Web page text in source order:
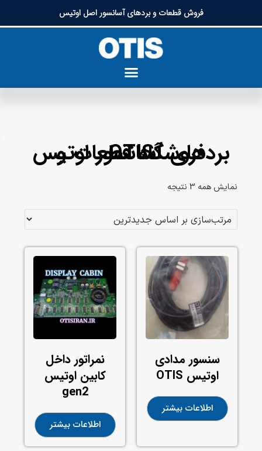
فروش قطعات و بردهای آسانسور اصل اوتیس
فروشگاه قطعات و بردهای آسانسور اوتیس OTIS​
نمایش همه 3 نتیجه
سنسور مدادی
اوتیس OTIS
اطلاعات بیشتر
نمراتور داخل
کابین اوتیس
gen2
اطلاعات بیشتر